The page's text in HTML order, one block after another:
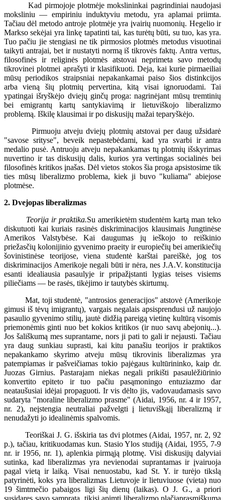
Kad pirmojoje plotmėje mokslininkai pagrindiniai naudojasi
moksliniu — empiriniu induktyviu metodu, yra aplamai priimta.
Tačiau dėl metodo antroje plotmėje yra įvairių nuomonių. Hegelio ir
Markso sekėjai yra linkę tapatinti tai, kas turėtų būti, su tuo, kas yra.
Tuo pačiu jie stengiasi ne tik pirmosios plotmės metodus visuotinai
taikyti antrajai, bet ir nustatyti normą iš tikrovės faktų. Antra vertus,
filosofinės ir religinės plotmės atstovai neprimeta savo metodų
tikrovinei plotmei aprašyti ir klasifikuoti. Deja, kai kurie pirmaeiliai
mūsų periodikos straipsniai nepakankamai paiso šios distinkcijos
arba vieną šių plotmių pervertina, kitą visai ignoruodami. Tai
ypatingai išryškėjo dviejų ginčų proga: nagrinėjant mūsų tremtinių
bei emigrantų kartų santykiavimą ir lietuviškojo liberalizmo
problemą. Iškilę klausimai ir po diskusijų mažai teparyškėjo.
Pirmuoju atveju dviejų plotmių atstovai per daug užsidarė
"savose srityse", beveik nepastebėdami, kad yra svarbi ir antra
medalio pusė. Antruoju atveju nepakankamas tų plotmių išskyrimas
nuvertino ir tas diskusijų dalis, kurios yra vertingas socialinės bei
filosofinės kritikos įnašas. Dėl vietos stokos šia proga apsistosime tik
ties mūsų liberalizmo problema, kiek ji buvo "kuliama" abiejose
plotmėse.
2. Dvejopas liberalizmas
Teorija ir praktika.Su amerikietėm studentėm kartą man teko
diskutuoti kai kuriais rasinės diskriminacijos klausimais Jungtinėse
Amerikos Valstybėse. Kai daugumas jų ieškojo to reiškinio
priežasčių kolonijinio gyvenimo praeity ir europiečių bei amerikiečių
šovinistinėse teorijose, viena studentė karštai pareiškė, jog tos
diskriminacijos Amerikoje negali būti ir nėra, nes J.A.V. konstitucija
esanti idealiausia pasaulyje ir pripažįstanti lygias teises visiems
piliečiams — be rasės, tikėjimo ir tautybės skirtumų.
Mat, toji studentė, "antrosios generacijos" atstovė (Amerikoje
gimusi iš tėvų imigrantų), vargais negalais apsisprendusi už naujojo
pasaulio gyvenimo stilių, jautė didžią pareigą vietinę kultūrą visomis
priemonėmis ginti nuo bet kokios kritikos (ir nuo savų abejonių...).
Jos šališkumą mes suprantame, nors ji pati to gali ir nejausti. Tačiau
yra daug sunkiau suprasti, kai kitu panašiu teorijos ir praktikos
nepakankamo skyrimo atveju mūsų tikrovinis liberalizmas yra
patempiamas ir pašveičiamas tokio pajėgaus kultūrininko, kaip dr.
Juozas Girnius. Pastarajam niekas negali prikišti pasaulėžiūrinio
konvertito epiteto ir tuo pačiu pasąmoningo entuziazmo dar
neataušusiai idėjai propaguoti. Ir vis dėlto jis, vadovaudamasis savo
sudaryta "moraline liberalizmo prasme" (Aidai, 1956, nr. 4 ir 1957,
nr. 2), neįstengia neutraliai pažvelgti į lietuviškąjį liberalizmą ir
nenudažyti jo idealinėmis spalvomis.
Teoriškai J. G. išskiria tas dvi plotmes (Aidai, 1957, nr. 2, 92
p.), tačiau, kritikuodamas kun. Stasio Ylos studiją (Aidai, 1955, 7-9
nr. ir 1956, nr. 1), aplenkia pirmąją plotmę. Visi diskusijų dalyviai
sutinka, kad liberalizmas yra nevienodai suprantamas ir įvairuoja
pagal vietą ir laiką. Visai nenuostabu, kad St. Y. ir turėjo tikslą
patyrinėti, koks yra liberalizmas Lietuvoje ir lietuviuose (vieta) nuo
19 šimtmečio pabaigos ligi šių dienų (laikas). O J. G., a priori
susidaręs savo sampratą, tikisi apimti liberalizmo plačiaprasmiškumą